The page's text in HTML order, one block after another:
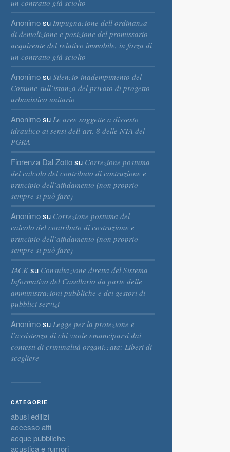
un contratto già sciolto
Anonimosu Impugnazione dell’ordinanza
di demolizione e posizione del promissario
acquirente del relativo immobile, in forza di
un contratto già sciolto
Anonimosu Silenzio-inadempimento del
Comune sull’istanza del privato di progetto
urbanistico unitario
Anonimosu Le aree soggette a dissesto
idraulico ai sensi dell’art. 8 delle NTA del
PGRA
Fiorenza Dal Zottosu Correzione postuma
del calcolo del contributo di costruzione e
principio dell’affidamento (non proprio
sempre si può fare)
Anonimosu Correzione postuma del
calcolo del contributo di costruzione e
principio dell’affidamento (non proprio
sempre si può fare)
JACKsu Consultazione diretta del Sistema
Informativo del Casellario da parte delle
amministrazioni pubbliche e dei gestori di
pubblici servizi
Anonimosu Legge per la protezione e
l’assistenza di chi vuole emanciparsi dai
contesti di criminalità organizzata: Liberi di
scegliere
CATEGORIE
abusi edilizi
accesso atti
acque pubbliche
acustica e rumori